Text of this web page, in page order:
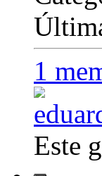
1
Este